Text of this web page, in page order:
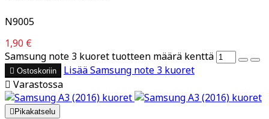
N9005
1,90 €
Samsung note 3 kuoret tuotteen määrä kenttä
 Ostoskoriin LisääSamsung note 3 kuoret
 Varastossa
 Pikakatselu